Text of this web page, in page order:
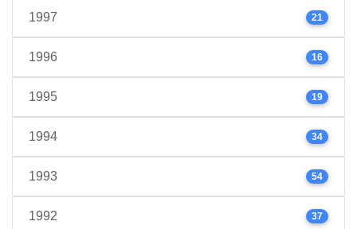
1997 21
1996 16
1995 19
1994 34
1993 54
1992 37